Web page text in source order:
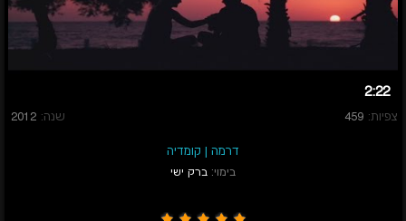
2:22
צפיות: 459 שנה: 2012
דרמה | קומדיה
בימוי: ברק ישי